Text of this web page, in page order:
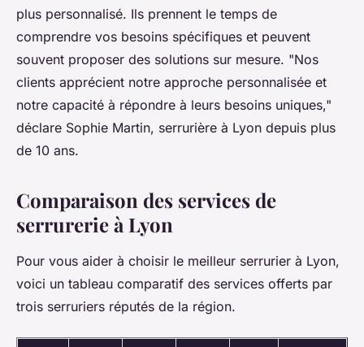
plus personnalisé. Ils prennent le temps de
comprendre vos besoins spécifiques et peuvent
souvent proposer des solutions sur mesure. "Nos
clients apprécient notre approche personnalisée et
notre capacité à répondre à leurs besoins uniques,"
déclare Sophie Martin, serrurière à Lyon depuis plus
de 10 ans.
Comparaison des services de
serrurerie à Lyon
Pour vous aider à choisir le meilleur serrurier à Lyon,
voici un tableau comparatif des services offerts par
trois serruriers réputés de la région.